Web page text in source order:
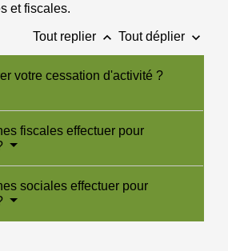
et fiscales.
Tout replier keyboard_arrow_up Tout déplier keyboard_arrow_down
votre cessation d'activité ?
fiscales effectuer pour
sociales effectuer pour